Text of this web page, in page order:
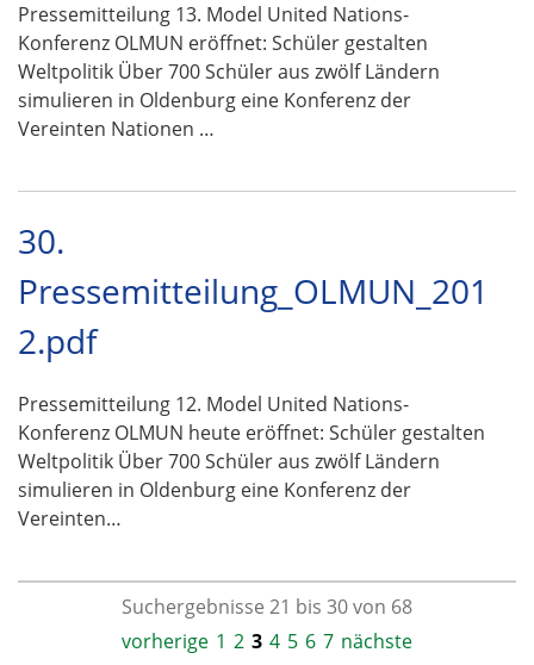
Pressemitteilung 13. Model United Nations-
Konferenz OLMUN eröffnet: Schüler gestalten
Weltpolitik Über 700 Schüler aus zwölf Ländern
simulieren in Oldenburg eine Konferenz der
Vereinten Nationen …
30.
Pressemitteilung_OLMUN_201
2.pdf
Pressemitteilung 12. Model United Nations-
Konferenz OLMUN heute eröffnet: Schüler gestalten
Weltpolitik Über 700 Schüler aus zwölf Ländern
simulieren in Oldenburg eine Konferenz der
Vereinten…
Suchergebnisse 21 bis 30 von 68
vorherige 1 2 3 4 5 6 7 nächste